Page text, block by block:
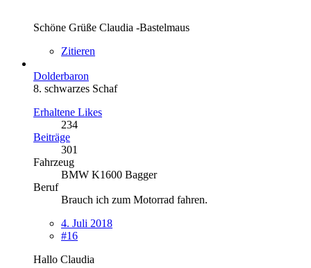
Schöne Grüße Claudia -Bastelmaus
Zitieren
Dolderbaron
8. schwarzes Schaf
Erhaltene Likes
234
Beiträge
301
Fahrzeug
BMW K1600 Bagger
Beruf
Brauch ich zum Motorrad fahren.
4. Juli 2018
#16
Hallo Claudia